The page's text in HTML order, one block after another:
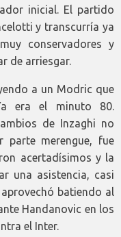
inicial. El partido
y transcurría ya
conservadores y
de arriesgar.
a un Modric que
era el minuto 80.
de Inzaghi no
parte merengue, fue
acertadísimos y la
una asistencia, casi
batiendo al
Handanovic en los
el Inter.